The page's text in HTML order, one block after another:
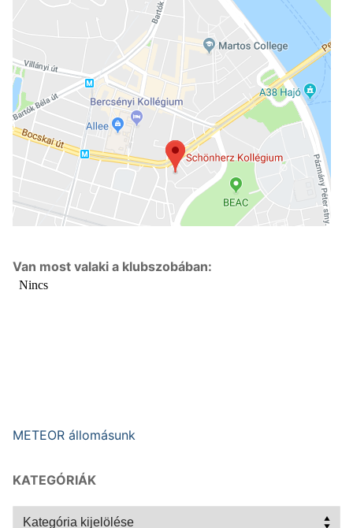
Van most valaki a klubszobában:
METEOR állomásunk
KATEGÓRIÁK
Kategóriák